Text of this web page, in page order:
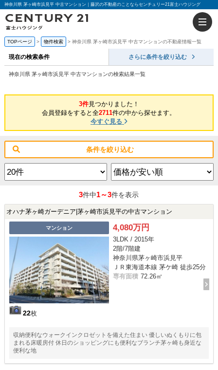
神奈川県 茅ヶ崎市浜見平 中古マンション｜藤沢の不動産のことならセンチュリー21富士ハウジング
TOPページ 物件検索 神奈川県 茅ヶ崎市浜見平 中古マンションの不動産情報一覧
現在の検索条件 さらに条件を絞り込む
神奈川県 茅ヶ崎市浜見平 中古マンションの検索結果一覧
3件見つかりました！
会員登録をすると全2711件の中から探せます。
今すぐ見る
条件を絞り込む
3件中1～3件を表示
オハナ茅ヶ崎ガーデニア|茅ヶ崎市浜見平の中古マンション
マンション
22枚
4,080万円
3LDK / 2015年
2階/7階建
神奈川県茅ヶ崎市浜見平
ＪＲ東海道本線 茅ケ崎 徒歩25分
専有面積 72.26㎡
収納便利なウォークインクロゼットを備えた住まい 優しいぬくもりに包
まれる床暖房付 休日のショッピングにも便利なブランチ茅ヶ崎も身近な
便利な地